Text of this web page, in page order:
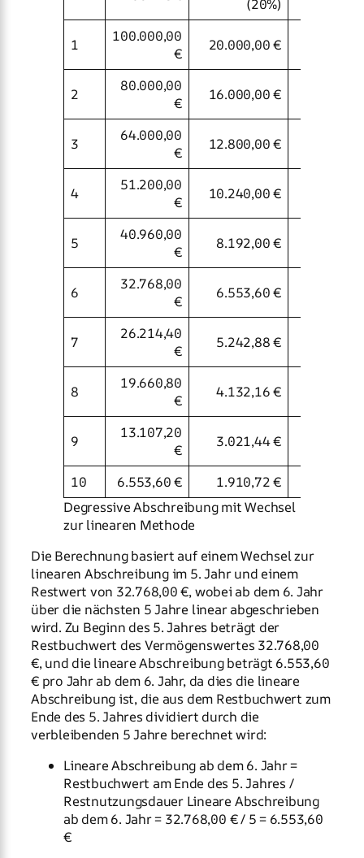
(20%)
1
100.000,00
€
20.000,00 €
2
80.000,00
€
16.000,00 €
3
64.000,00
€
12.800,00 €
4
51.200,00
€
10.240,00 €
5
40.960,00
€
8.192,00 €
6
32.768,00
€
6.553,60 €
7
26.214,40
€
5.242,88 €
8
19.660,80
€
4.132,16 €
9
13.107,20
€
3.021,44 €
10 6.553,60 € 1.910,72 €
Degressive Abschreibung mit Wechsel
zur linearen Methode
Die Berechnung basiert auf einem Wechsel zur
linearen Abschreibung im 5. Jahr und einem
Restwert von 32.768,00 €, wobei ab dem 6. Jahr
über die nächsten 5 Jahre linear abgeschrieben
wird. Zu Beginn des 5. Jahres beträgt der
Restbuchwert des Vermögenswertes 32.768,00
€, und die lineare Abschreibung beträgt 6.553,60
€ pro Jahr ab dem 6. Jahr, da dies die lineare
Abschreibung ist, die aus dem Restbuchwert zum
Ende des 5. Jahres dividiert durch die
verbleibenden 5 Jahre berechnet wird:
Lineare Abschreibung ab dem 6. Jahr =
Restbuchwert am Ende des 5. Jahres /
Restnutzungsdauer Lineare Abschreibung
ab dem 6. Jahr = 32.768,00 € / 5 = 6.553,60
€